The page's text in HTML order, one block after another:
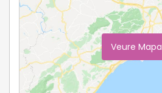
Veure Mapa